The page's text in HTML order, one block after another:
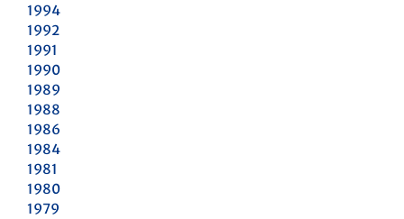
1994
1992
1991
1990
1989
1988
1986
1984
1981
1980
1979